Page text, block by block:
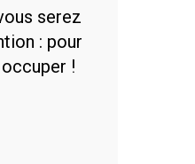
serez
: pour
occuper !